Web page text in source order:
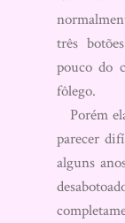
três
pouco do
fôlego.
Porém
parecer
alguns